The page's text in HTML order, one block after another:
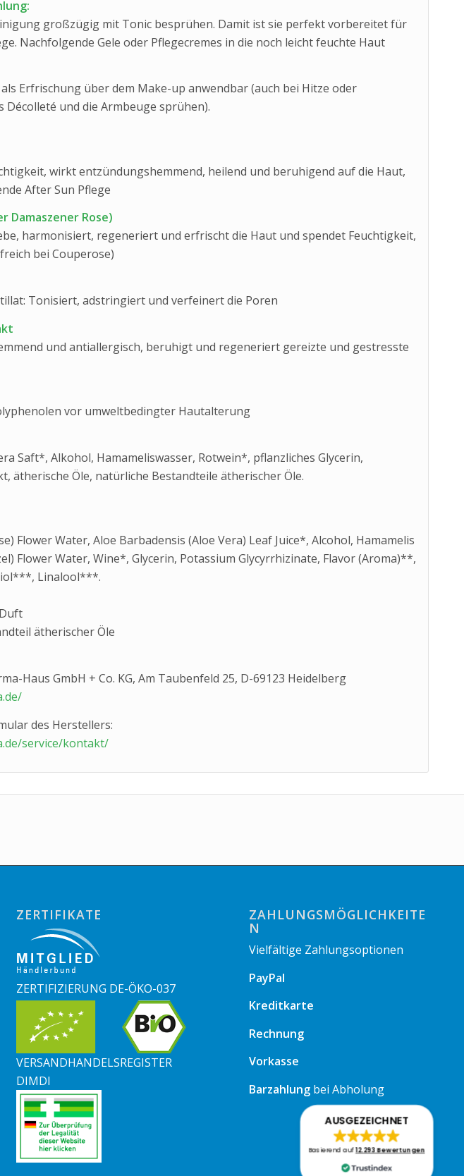
AUSGEZEICHNET
Basierend auf12.293 Bewertungen
großzügig mit Tonic besprühen. Damit ist sie perfekt vorbereitet für
Nachfolgende Gele oder Pflegecremes in die noch leicht feuchte Haut
Erfrischung über dem Make-up anwendbar (auch bei Hitze oder
Décolleté und die Armbeuge sprühen).
wirkt entzündungshemmend, heilend und beruhigend auf die Haut,
After Sun Pflege
Damaszener Rose)
harmonisiert, regeneriert und erfrischt die Haut und spendet Feuchtigkeit,
bei Couperose)
Tonisiert, adstringiert und verfeinert die Poren
und antiallergisch, beruhigt und regeneriert gereizte und gestresste
vor umweltbedingter Hautalterung
Saft*, Alkohol, Hamameliswasser, Rotwein*, pflanzliches Glycerin,
ätherische Öle, natürliche Bestandteile ätherischer Öle.
Flower Water, Aloe Barbadensis (Aloe Vera) Leaf Juice*, Alcohol, Hamamelis
Flower Water, Wine*, Glycerin, Potassium Glycyrrhizinate, Flavor (Aroma)**,
Linalool***.
ätherischer Öle
Haus GmbH + Co. KG, Am Taubenfeld 25, D-69123 Heidelberg
des Herstellers:
service/kontakt/
ZERTIFIKATE
ZERTIFIZIERUNG DE-ÖKO-037
VERSANDHANDELSREGISTER
DIMDI
ZAHLUNGSMÖGLICHKEITE
N
Vielfältige Zahlungsoptionen
PayPal
Kreditkarte
Rechnung
Vorkasse
Barzahlungbei Abholung